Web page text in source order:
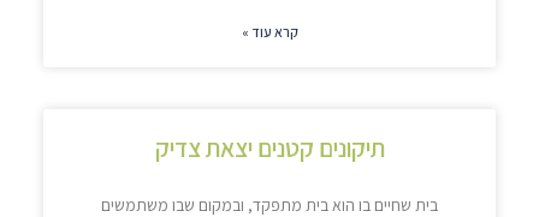
קרא עוד »
תיקונים קטנים יצאת צדיק
בית שחיים בו הוא בית מתפקד, ובמקום שבו משתמשים